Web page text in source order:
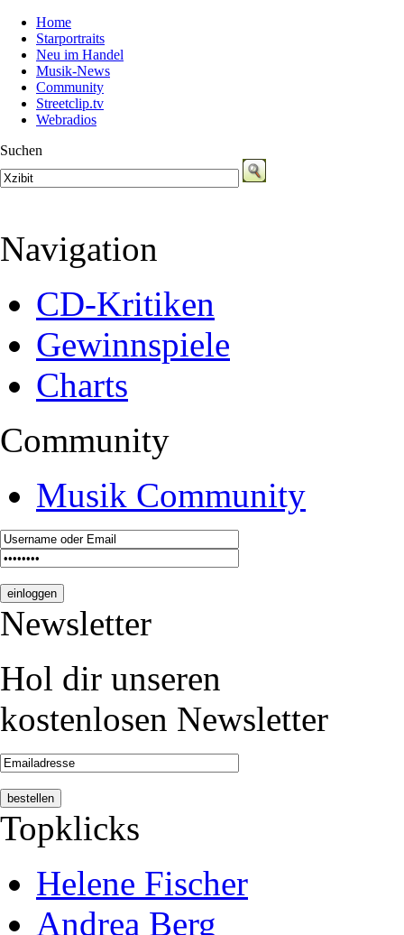
Home
Starportraits
Neu im Handel
Musik-News
Community
Streetclip.tv
Webradios
Suchen
Navigation
CD-Kritiken
Gewinnspiele
Charts
Community
Musik Community
Newsletter
Hol dir unseren
kostenlosen Newsletter
Topklicks
Helene Fischer
Andrea Berg